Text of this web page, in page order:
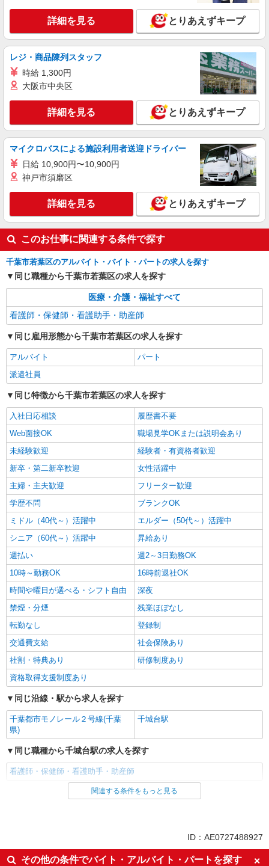
特別養護老人ホームでの看護師
時給：准看護師2100円〜/看護師2300円〜 ※資
格や経験などによる
千葉県千葉市若葉区
キープ 詳細を見る
株式会社トラストグロース 新宿本社 第1営業部
有料老人ホームでの看護師
月給：准看護師29万円〜30万円/看護師30万
円〜35万円 ＊資格や経験などによる ＊資格手当
(25,000円/月)含む ＊別途夜勤手当（10,000円/回）
キープ 詳細を見る
詳細を見る とりあえずキープ
レジ・商品陳列スタッフ
時給 1,300円
大阪市中央区
詳細を見る とりあえずキープ
マイクロバスによる施設利用者送迎ドライバー
日給 10,900円〜10,900円
神戸市須磨区
詳細を見る とりあえずキープ
このお仕事に関連する条件で探す
千葉市若葉区のアルバイト・バイト・パートの求人を探す
同じ職種から千葉市若葉区の求人を探す
医療・介護・福祉すべて
看護師・保健師・看護助手・助産師
同じ雇用形態から千葉市若葉区の求人を探す
アルバイト
パート
派遣社員
同じ特徴から千葉市若葉区の求人を探す
入社日応相談
履歴書不要
Web面接OK
職場見学OKまたは説明会あり
未経験歓迎
経験者・有資格者歓迎
新卒・第二新卒歓迎
女性活躍中
主婦・主夫歓迎
フリーター歓迎
学歴不問
ブランクOK
ミドル（40代～）活躍中
エルダー（50代～）活躍中
シニア（60代～）活躍中
昇給あり
週払い
週2～3日勤務OK
10時～勤務OK
16時前退社OK
時間や曜日が選べる・シフト自由
深夜
禁煙・分煙
残業ほぼなし
転勤なし
登録制
交通費支給
社会保険あり
社割・特典あり
研修制度あり
資格取得支援制度あり
同じ沿線・駅から求人を探す
千葉都市モノレール２号線(千葉
県)
千城台駅
同じ職種から千城台駅の求人を探す
看護師・保健師・看護助手・助産師
同じ雇用形態から千城台駅の求人を探す
同じ特徴から千城台駅の求人を探す
関連する条件をもっと見る
ID：AE0727488927
その他の条件でバイト・アルバイト・パートを探す